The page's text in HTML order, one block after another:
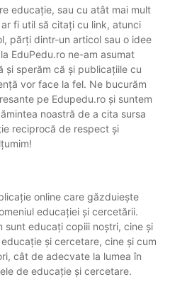
educație, sau cu atât mai mult
fi util să citați cu link, atunci
părți dintr-un articol sau o idee
EduPedu.ro ne-am asumat
și sperăm că și publicațiile cu
vor face la fel. Ne bucurăm
pe Edupedu.ro și suntem
noastră de a cita sursa
reciprocă de respect și
online care găzduiește
educației și cercetării.
sunt educați copiii noștri, cine și
și cercetare, cine și cum
cât de adecvate la lumea în
de educație și cercetare.